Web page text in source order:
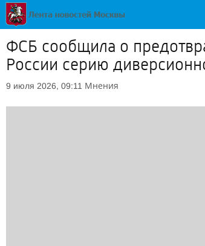
ФСБ сообщила о
России серию
9 июля 2026, 09:11 Мнения